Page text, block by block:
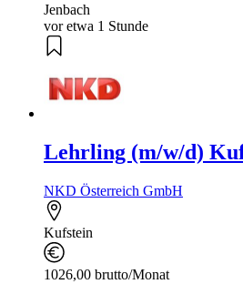
Jenbach
vor etwa 1 Stunde
Lehrling (m/w/d)
NKD Österreich GmbH
Kufstein
1026,00 brutto/Monat